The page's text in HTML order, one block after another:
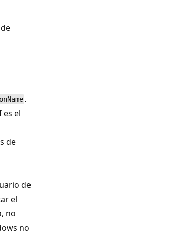
.
el
de
de
el
no
no